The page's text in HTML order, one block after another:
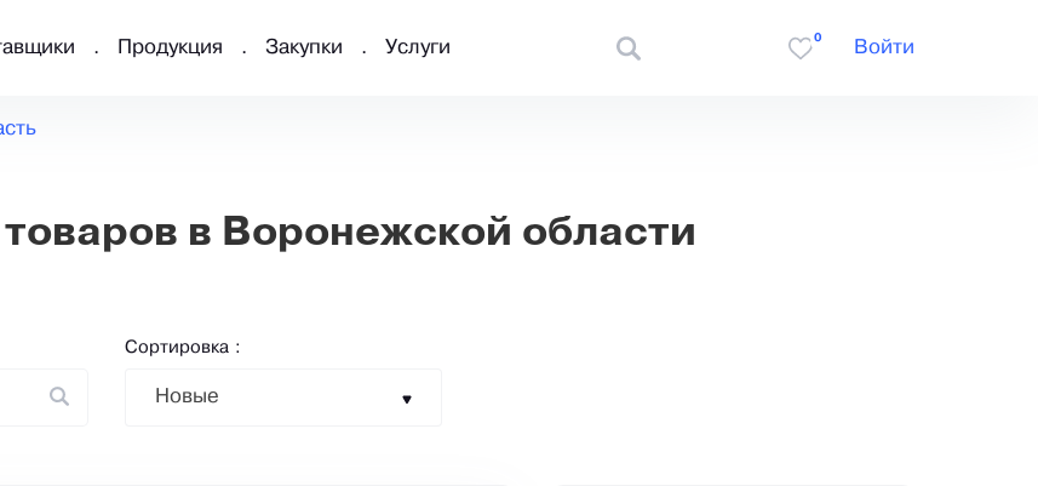
Продукция Закупки Услуги
0
Войти
в Воронежской области
Сортировка :
Новые